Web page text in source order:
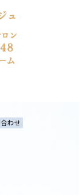
わせ